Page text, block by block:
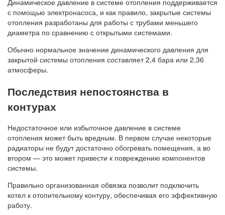
Динамическое давление в системе отопления поддерживается
с помощью электронасоса, и как правило, закрытые системы
отопления разработаны для работы с трубами меньшего
диаметра по сравнению с открытыми системами.
Обычно нормальное значение динамического давления для
закрытой системы отопления составляет 2,4 бара или 2,36
атмосферы.
Последствия непостоянства в
контурах
Недостаточное или избыточное давление в системе
отопления может быть вредным. В первом случае некоторые
радиаторы не будут достаточно обогревать помещения, а во
втором — это может привести к повреждению компонентов
системы.
Правильно организованная обвязка позволит подключить
котел к отопительному контуру, обеспечивая его эффективную
работу.